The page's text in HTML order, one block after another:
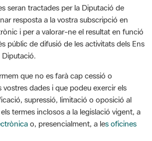
seran tractades per la Diputació de
resposta a la vostra subscripció en
i per a valorar-ne el resultat en funció
públic de difusió de les activitats dels Ens
Diputació.
que no es farà cap cessió o
vostres dades i que podeu exercir els
supressió, limitació o oposició al
termes inclosos a la legislació vigent, a
o, presencialment, a les oficines